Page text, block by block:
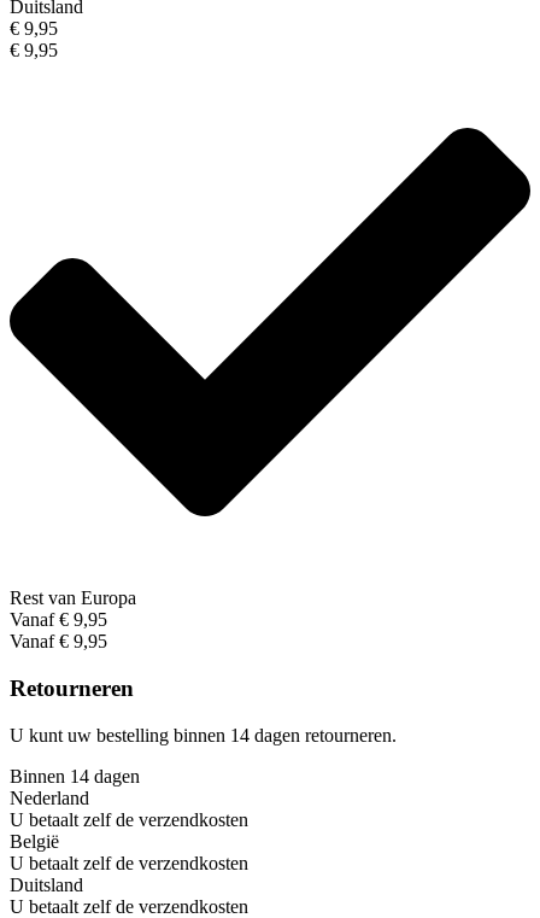
Duitsland
€ 9,95
€ 9,95
Rest van Europa
Vanaf € 9,95
Vanaf € 9,95
Retourneren
U kunt uw bestelling binnen 14 dagen retourneren.
Binnen 14 dagen
Nederland
U betaalt zelf de verzendkosten
België
U betaalt zelf de verzendkosten
Duitsland
U betaalt zelf de verzendkosten